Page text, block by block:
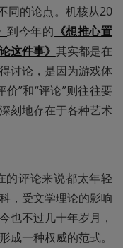
同的论点。机核从20
到今年的 《想推心置
这件事》 其实都是在
讨论，是因为游戏体
”和“评论”则往往要
刻地存在于各种艺术
的评论来说都太年轻
，受文学理论的影响
也不过几十年岁月，
成一种权威的范式。